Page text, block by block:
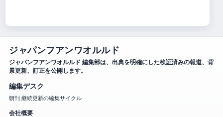
ジャパンフアンワオルルド
ジャパンフアンワオルルド 編集部は、出典を明確にした検証済みの報道、背
景更新、訂正を公開します。
編集デスク
朝刊 継続更新の編集サイクル
会社概要